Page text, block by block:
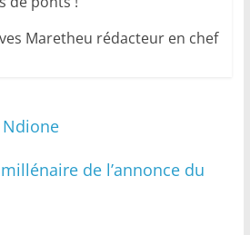
Maretheu rédacteur en chef
de l’annonce du